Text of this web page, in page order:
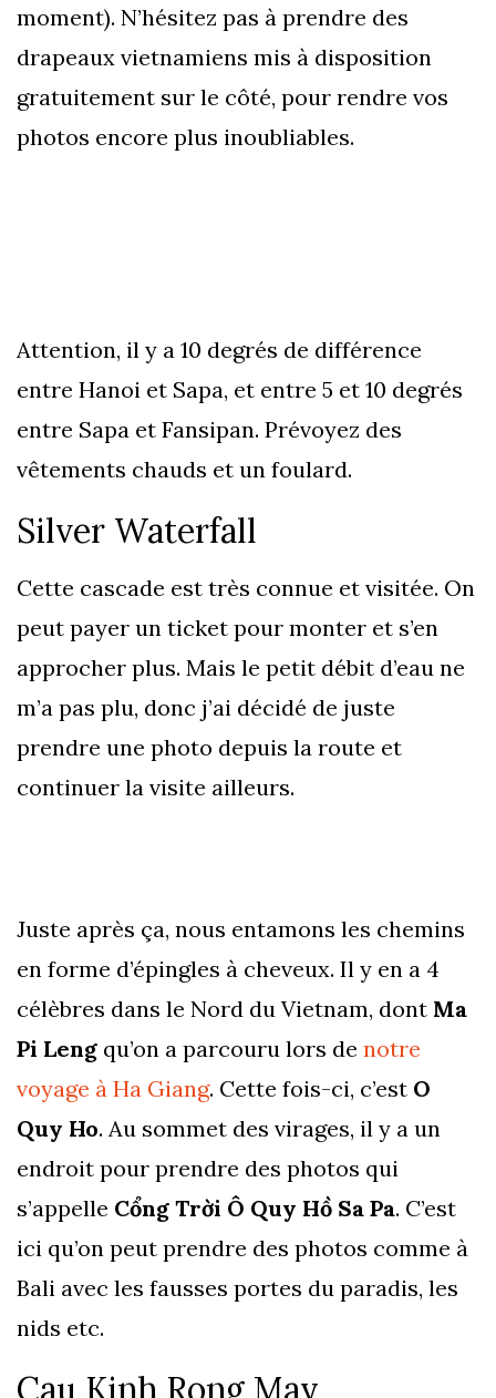
moment). N’hésitez pas à prendre des
drapeaux vietnamiens mis à disposition
gratuitement sur le côté, pour rendre vos
photos encore plus inoubliables.
Attention, il y a 10 degrés de différence
entre Hanoi et Sapa, et entre 5 et 10 degrés
entre Sapa et Fansipan. Prévoyez des
vêtements chauds et un foulard.
Silver Waterfall
Cette cascade est très connue et visitée. On
peut payer un ticket pour monter et s’en
approcher plus. Mais le petit débit d’eau ne
m’a pas plu, donc j’ai décidé de juste
prendre une photo depuis la route et
continuer la visite ailleurs.
Juste après ça, nous entamons les chemins
en forme d’épingles à cheveux. Il y en a 4
célèbres dans le Nord du Vietnam, dont Ma
Pi Leng qu’on a parcouru lors de notre
voyage à Ha Giang. Cette fois-ci, c’est O
Quy Ho. Au sommet des virages, il y a un
endroit pour prendre des photos qui
s’appelle Cổng Trời Ô Quy Hồ Sa Pa. C’est
ici qu’on peut prendre des photos comme à
Bali avec les fausses portes du paradis, les
nids etc.
Cau Kinh Rong May